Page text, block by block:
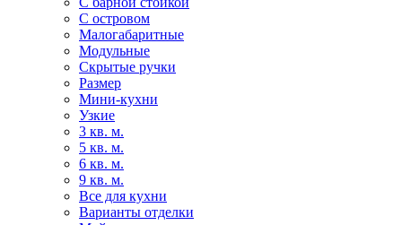
С островом
Малогабаритные
Модульные
Скрытые ручки
Размер
Мини-кухни
Узкие
3 кв. м.
5 кв. м.
6 кв. м.
9 кв. м.
Все для кухни
Варианты отделки